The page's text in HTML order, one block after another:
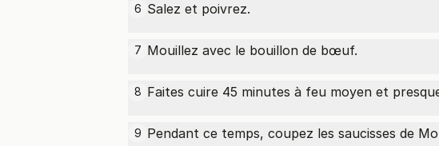
6 Salez et poivrez.
7 Mouillez avec le bouillon de bœuf.
8 Faites cuire 45 minutes à feu moyen et
9 Pendant ce temps, coupez les saucisses de